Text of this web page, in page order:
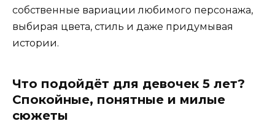
собственные вариации любимого персонажа,
выбирая цвета, стиль и даже придумывая
истории.
Что подойдёт для девочек 5 лет?
Спокойные, понятные и милые
сюжеты